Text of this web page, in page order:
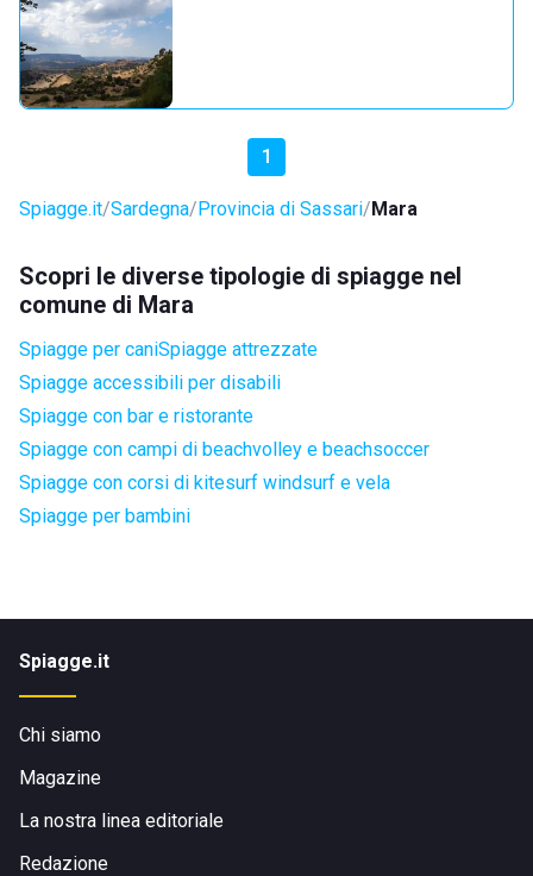
1
Spiagge.it Sardegna Provincia di Sassari Mara
Scopri le diverse tipologie di spiagge nel
comune di Mara
Spiagge per caniSpiagge attrezzate
Spiagge accessibili per disabili
Spiagge con bar e ristorante
Spiagge con campi di beachvolley e beachsoccer
Spiagge con corsi di kitesurf windsurf e vela
Spiagge per bambini
Spiagge.it
Chi siamo
Magazine
La nostra linea editoriale
Redazione